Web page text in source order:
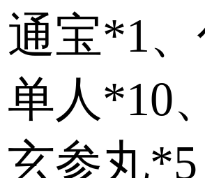
通宝*1
单人*10
玄参丸*5